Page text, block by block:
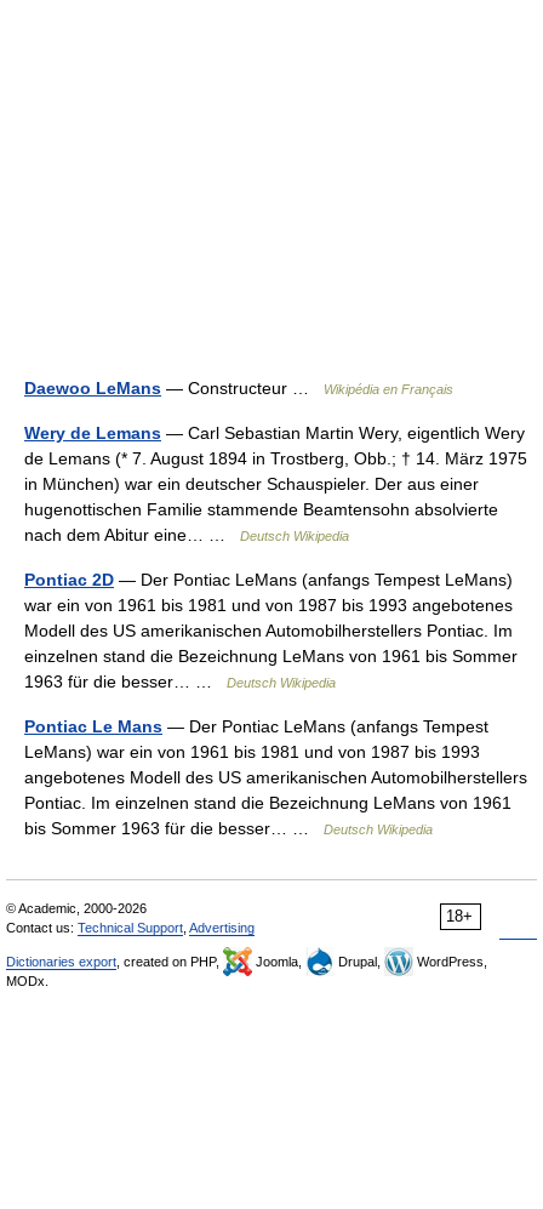
Daewoo LeMans — Constructeur … Wikipédia en Français
Wery de Lemans — Carl Sebastian Martin Wery, eigentlich Wery
de Lemans (* 7. August 1894 in Trostberg, Obb.; † 14. März 1975
in München) war ein deutscher Schauspieler. Der aus einer
hugenottischen Familie stammende Beamtensohn absolvierte
nach dem Abitur eine… …
Deutsch Wikipedia
Pontiac 2D — Der Pontiac LeMans (anfangs Tempest LeMans)
war ein von 1961 bis 1981 und von 1987 bis 1993 angebotenes
Modell des US amerikanischen Automobilherstellers Pontiac. Im
einzelnen stand die Bezeichnung LeMans von 1961 bis Sommer
1963 für die besser… …
Deutsch Wikipedia
Pontiac Le Mans — Der Pontiac LeMans (anfangs Tempest
LeMans) war ein von 1961 bis 1981 und von 1987 bis 1993
angebotenes Modell des US amerikanischen Automobilherstellers
Pontiac. Im einzelnen stand die Bezeichnung LeMans von 1961
bis Sommer 1963 für die besser… …
Deutsch Wikipedia
18+
© Academic, 2000-2026
Contact us: Technical Support Advertising
Dictionaries export , created on PHP, Joomla, Drupal,
WordPress,
MODx.